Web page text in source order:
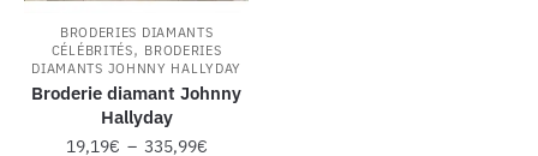
BRODERIES DIAMANTS
CÉLÉBRITÉS, BRODERIES
DIAMANTS JOHNNY HALLYDAY
Broderie diamant Johnny
Hallyday
19,19€ – 335,99€